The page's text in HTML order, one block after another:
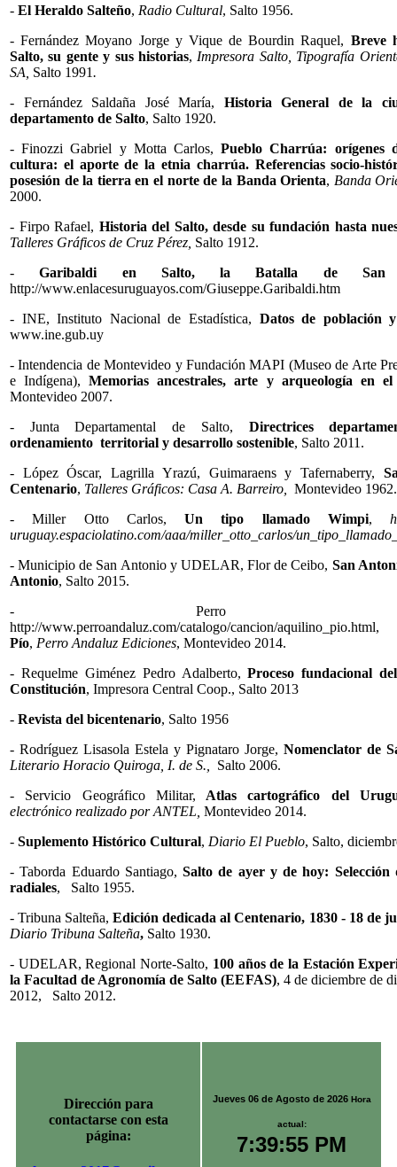
- El Heraldo Salteño, Radio Cultural, Salto 1956.
- Fernández Moyano Jorge y Vique de Bourdin Raquel, Breve
Salto, su gente y sus historias, Impresora Salto, Tipografía
SA, Salto 1991.
- Fernández Saldaña José María, Historia General de la
departamento de Salto, Salto 1920.
- Finozzi Gabriel y Motta Carlos, Pueblo Charrúa: orígenes
cultura: el aporte de la etnia charrúa. Referencias socio-
posesión de la tierra en el norte de la Banda Orienta, Banda
2000.
- Firpo Rafael, Historia del Salto, desde su fundación hasta
Talleres Gráficos de Cruz Pérez, Salto 1912.
-Garibaldi en Salto, la Batalla de San
http://www.enlacesuruguayos.com/Giuseppe.Garibaldi.htm
- INE, Instituto Nacional de Estadística, Datos de población
www.ine.gub.uy
- Intendencia de Montevideo y Fundación MAPI (Museo de Arte
e Indígena), Memorias ancestrales, arte y arqueología en
Montevideo 2007.
- Junta Departamental de Salto, Directrices
ordenamiento territorial y desarrollo sostenible, Salto 2011.
- López Óscar, Lagrilla Yrazú, Guimaraens y Tafernaberry,
Centenario, Talleres Gráficos: Casa A. Barreiro, Montevideo 1962.
- Miller Otto Carlos, Un tipo llamado Wimpi,
uruguay.espaciolatino.com/aaa/miller_otto_carlos/
- Municipio de San Antonio y UDELAR, Flor de Ceibo, San
Antonio, Salto 2015.
- Perro
http://www.perroandaluz.com/catalogo/cancion/
Pío, Perro Andaluz Ediciones, Montevideo 2014.
- Requelme Giménez Pedro Adalberto,Proceso fundacional
Constitución, Impresora Central Coop., Salto 2013
- Revista del bicentenario, Salto 1956
- Rodríguez Lisasola Estela y Pignataro Jorge, Nomenclator de
Literario Horacio Quiroga, I. de S., Salto 2006.
- Servicio Geográfico Militar, Atlas cartográfico del
electrónico realizado por ANTEL, Montevideo 2014.
- Suplemento Histórico Cultural, Diario El Pueblo, Salto,
- Taborda Eduardo Santiago, Salto de ayer y de hoy: Selección
radiales,
Salto 1955.
- Tribuna Salteña, Edición dedicada al Centenario, 1830 - 18 de
Diario Tribuna Salteña, Salto 1930.
- UDELAR, Regional Norte-Salto, 100 años de la Estación
la Facultad de Agronomía de Salto (EEFAS), 4 de diciembre de
2012,
Salto 2012.
Dirección para
contactarse con esta
página:
Jueves 06 de Agosto de 2026 Hora
actual:
7:39:56 PM